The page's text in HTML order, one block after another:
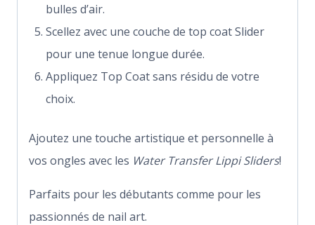
bulles d’air.
Scellez avec une couche de top coat Slider
pour une tenue longue durée.
Appliquez Top Coat sans résidu de votre
choix.
Ajoutez une touche artistique et personnelle à
vos ongles avec les Water Transfer Lippi Sliders!
Parfaits pour les débutants comme pour les
passionnés de nail art.